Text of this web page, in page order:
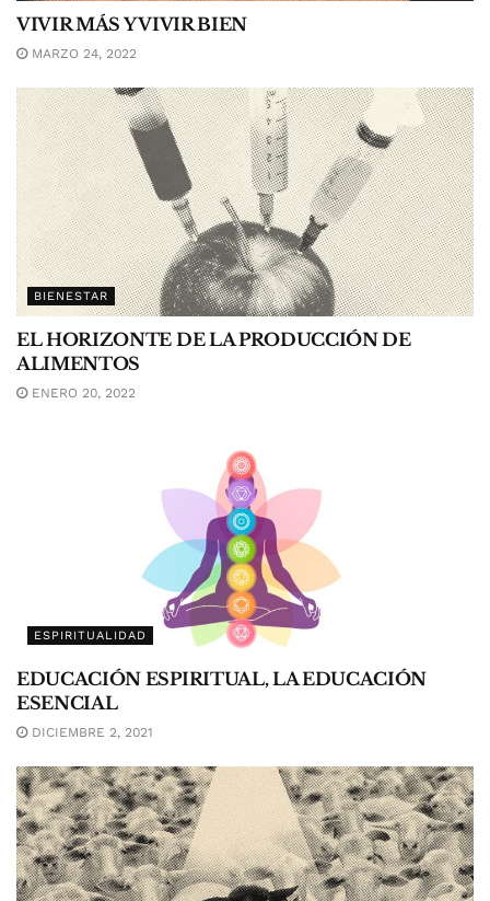
VIVIR MÁS Y VIVIR BIEN
MARZO 24, 2022
BIENESTAR
EL HORIZONTE DE LA PRODUCCIÓN DE
ALIMENTOS
ENERO 20, 2022
ESPIRITUALIDAD
EDUCACIÓN ESPIRITUAL, LA EDUCACIÓN
ESENCIAL
DICIEMBRE 2, 2021